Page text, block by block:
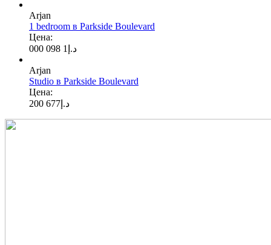
Arjan
1 bedroom в Parkside Boulevard
Цена:
د.إ 1 098 000
Arjan
Studio в Parkside Boulevard
Цена:
د.إ 677 200